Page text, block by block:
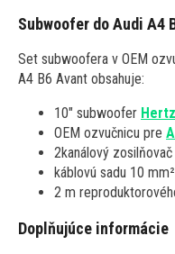
Subwoofer do Audi A4
Set subwoofera v OEM
A4 B6 Avant obsahuje:
10" subwoofer
OEM ozvučnicu pre
2kanálový zosilňovač
káblovú sadu 10 mm²
2 m
Doplňujúce informácie